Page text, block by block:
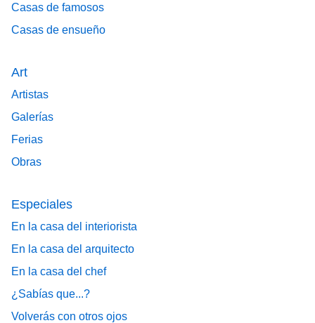
Casas de famosos
Casas de ensueño
Art
Artistas
Galerías
Ferias
Obras
Especiales
En la casa del interiorista
En la casa del arquitecto
En la casa del chef
¿Sabías que...?
Volverás con otros ojos